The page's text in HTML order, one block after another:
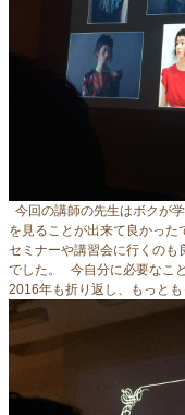
今回の講師の先生はボクが
を見ることが出来て良かっ
セミナーや講習会に行くの
でした。 今自分に必要なこ
2016年も折り返し、もっと